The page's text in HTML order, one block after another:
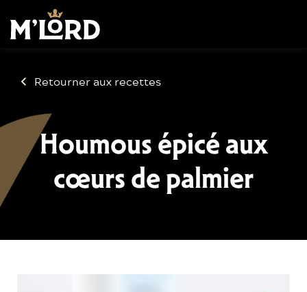
Retourner aux recettes
Houmous épicé aux
cœurs de palmier